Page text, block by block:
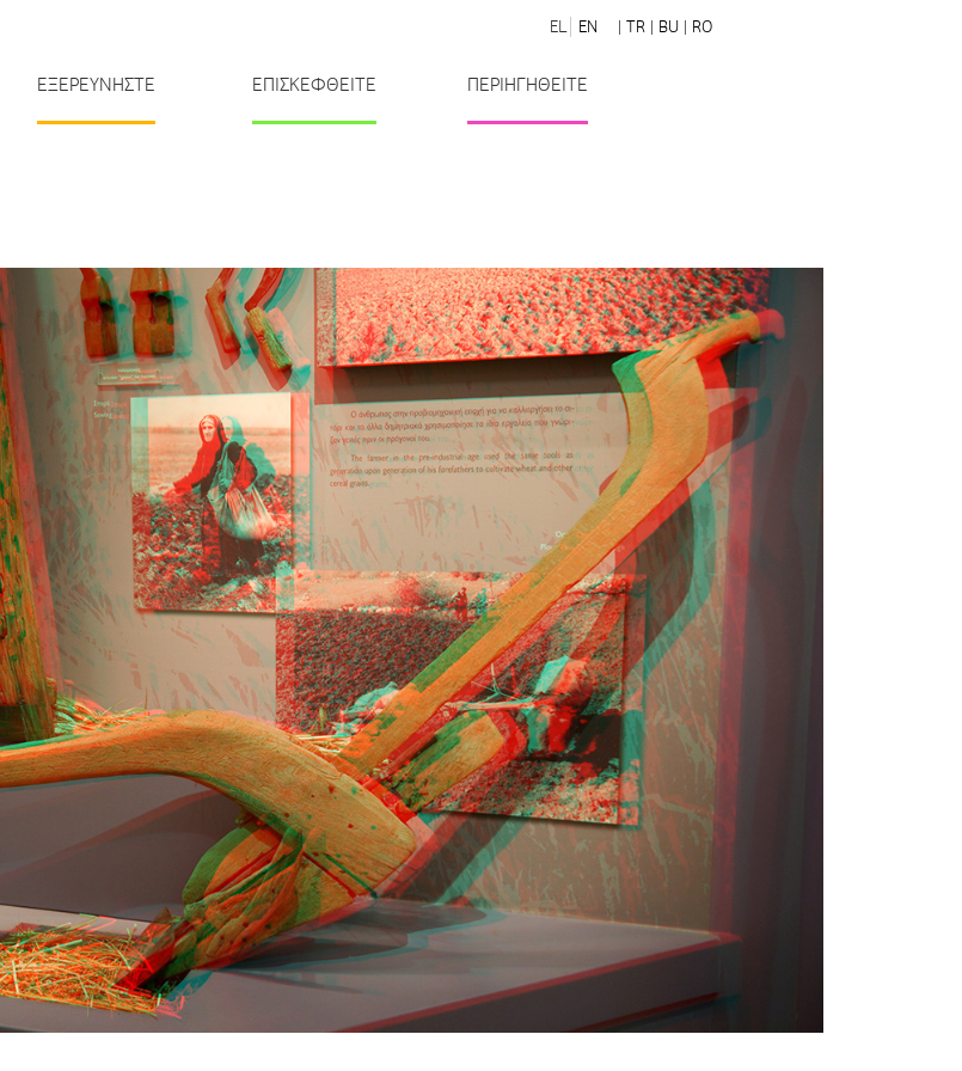
EL EN | TR | BU | RO
ΕΞΕΡΕΥΝΗΣΤΕ ΕΠΙΣΚΕΦΘΕΙΤΕ ΠΕΡΙΗΓΗΘΕΙΤΕ